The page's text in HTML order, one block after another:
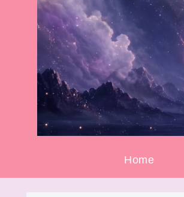
Home